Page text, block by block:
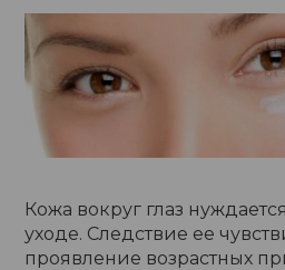
Кожа вокруг глаз
уходе. Следствие ее
проявление возрастных